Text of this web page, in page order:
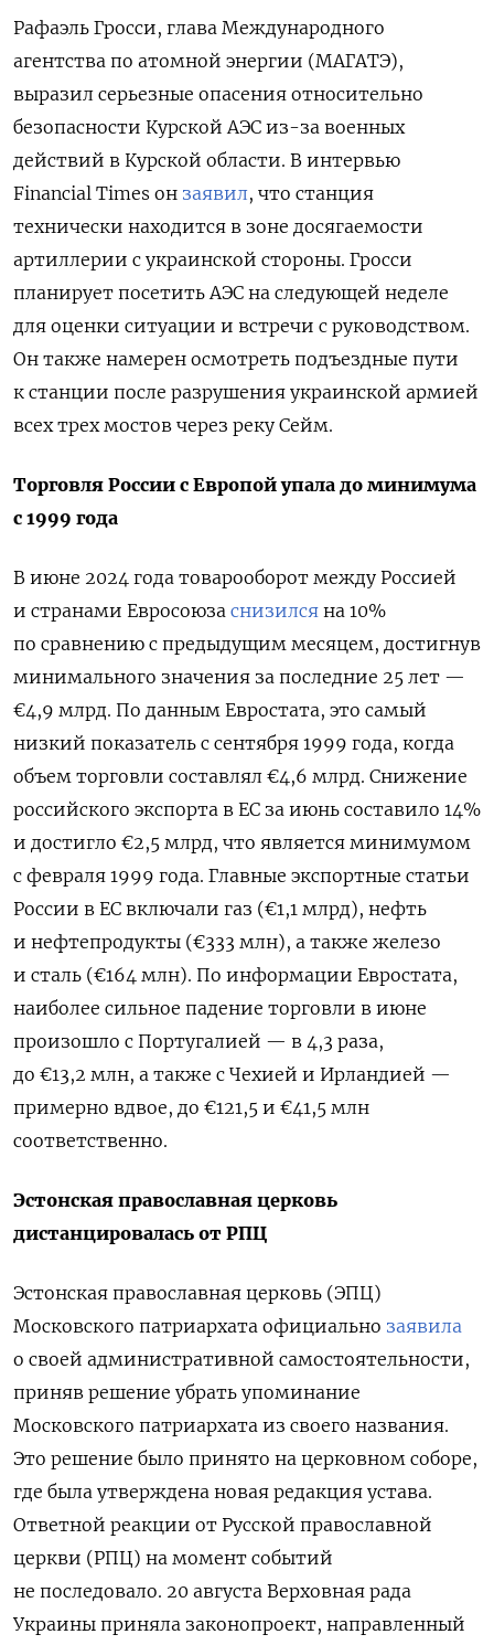
Рафаэль Гросси, глава Международного
агентства по атомной энергии (МАГАТЭ),
выразил серьезные опасения относительно
безопасности Курской АЭС из-за военных
действий в Курской области. В интервью
Financial Times он заявил, что станция
технически находится в зоне досягаемости
артиллерии с украинской стороны. Гросси
планирует посетить АЭС на следующей неделе
для оценки ситуации и встречи с руководством.
Он также намерен осмотреть подъездные пути
к станции после разрушения украинской армией
всех трех мостов через реку Сейм.
Торговля России с Европой упала до минимума
с 1999 года
В июне 2024 года товарооборот между Россией
и странами Евросоюза снизился на 10%
по сравнению с предыдущим месяцем, достигнув
минимального значения за последние 25 лет —
€4,9 млрд. По данным Евростата, это самый
низкий показатель с сентября 1999 года, когда
объем торговли составлял €4,6 млрд. Снижение
российского экспорта в ЕС за июнь составило 14%
и достигло €2,5 млрд, что является минимумом
с февраля 1999 года. Главные экспортные статьи
России в ЕС включали газ (€1,1 млрд), нефть
и нефтепродукты (€333 млн), а также железо
и сталь (€164 млн). По информации Евростата,
наиболее сильное падение торговли в июне
произошло с Португалией — в 4,3 раза,
до €13,2 млн, а также с Чехией и Ирландией —
примерно вдвое, до €121,5 и €41,5 млн
соответственно.
Эстонская православная церковь
дистанцировалась от РПЦ
Эстонская православная церковь (ЭПЦ)
Московского патриархата официально заявила
о своей административной самостоятельности,
приняв решение убрать упоминание
Московского патриархата из своего названия.
Это решение было принято на церковном соборе,
где была утверждена новая редакция устава.
Ответной реакции от Русской православной
церкви (РПЦ) на момент событий
не последовало. 20 августа Верховная рада
Украины приняла законопроект, направленный